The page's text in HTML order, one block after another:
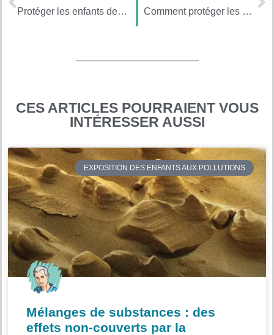
Protéger les enfants des pollutions du dehors, avec le chercheur Rémy Slama (4/5)
Comment protéger les enfants des pesticides présents dans l’environnement du quotidien (6/6)
CES ARTICLES POURRAIENT VOUS
INTÉRESSER AUSSI
EXPOSITION DES ENFANTS AUX POLLUTIONS
Mélanges de substances : des
effets non-couverts par la